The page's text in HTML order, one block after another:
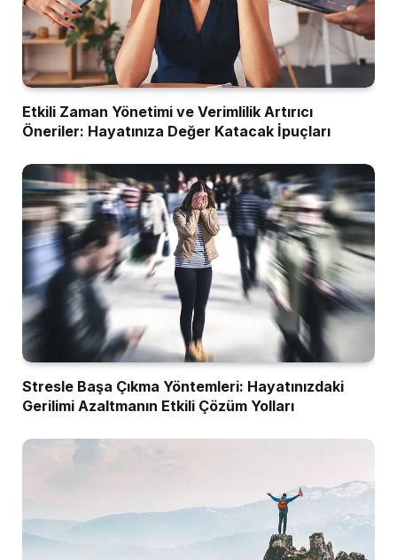
Etkili Zaman Yönetimi ve Verimlilik Artırıcı
Öneriler: Hayatınıza Değer Katacak İpuçları
Stresle Başa Çıkma Yöntemleri: Hayatınızdaki
Gerilimi Azaltmanın Etkili Çözüm Yolları